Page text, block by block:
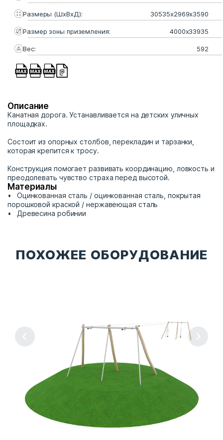
Размеры (ШхВхД): 30535x2969x3590
Размер зоны приземления: 4000х33935
Вес: 592
Описание
Канатная дорога. Устанавливается на детских уличных
площадках.
Состоит из опорных столбов, перекладин и тарзанки,
которая крепится к тросу.
Конструкция помогает развивать координацию, ловкость и
преодолевать чувство страха перед высотой.
Материалы
Оцинкованная сталь / оцинкованная сталь, покрытая
порошковой краской / нержавеющая сталь
Древесина робинии
ПОХОЖЕЕ ОБОРУДОВАНИЕ